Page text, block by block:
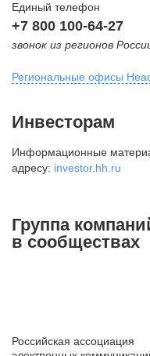
Единый телефон
+7 800 100-64-27
звонок из регионов
Региональные офисы
внутригородская
Муниципальный округ
2-я Брестская ул., д. 48,
+7 495 980-64-27
ул. Жуковского, д. 19,
Инвесторам
Информационные
адресу: investor.hh.ru
Группа
в сообществах
Российская ассоциация